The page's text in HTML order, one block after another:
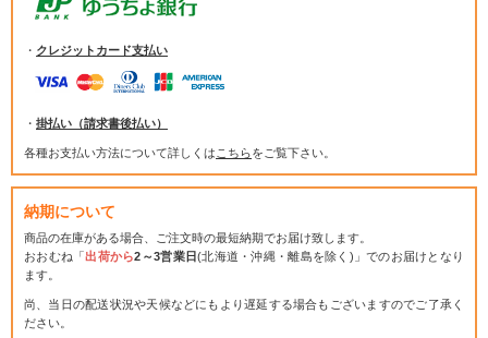
・ クレジットカード支払い
・ 掛払い（請求書後払い）
各種お支払い方法について詳しくは こちらをご覧下さい。
納期について
商品の在庫がある場合、ご注文時の最短納期でお届け致します。
おおむね「出荷から2～3営業日(北海道・沖縄・離島を除く)」でのお届けとなり
ます。
尚、当日の配送状況や天候などにもより遅延する場合もございますのでご了承く
ださい。